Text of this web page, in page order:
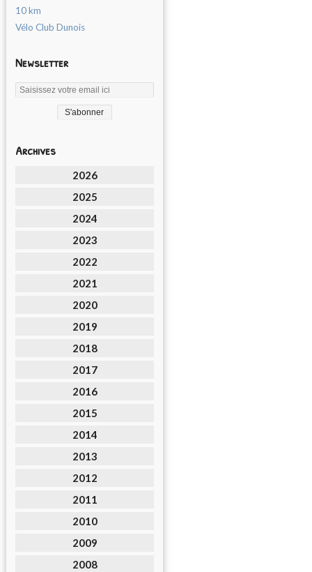
10 km
Vélo Club Dunois
Newsletter
Archives
2026
2025
2024
2023
2022
2021
2020
2019
2018
2017
2016
2015
2014
2013
2012
2011
2010
2009
2008